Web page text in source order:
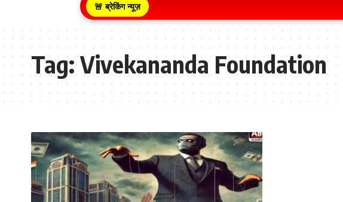
🚨 ब्रेकिंग न्यूज़
Tag:Vivekananda Foundation